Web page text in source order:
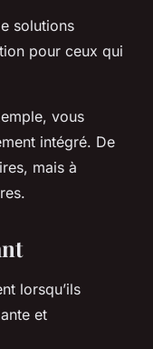
solutions
pour ceux qui
vous
intégré. De
mais à
lorsqu’ils
et